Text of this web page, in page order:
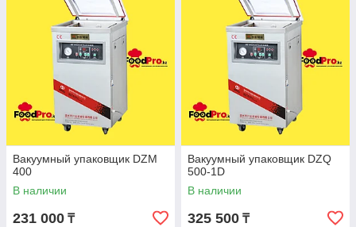
Вакуумный упаковщик DZM
400
В наличии
231 000 ₸
Вакуумный упаковщик DZQ
500-1D
В наличии
325 500 ₸